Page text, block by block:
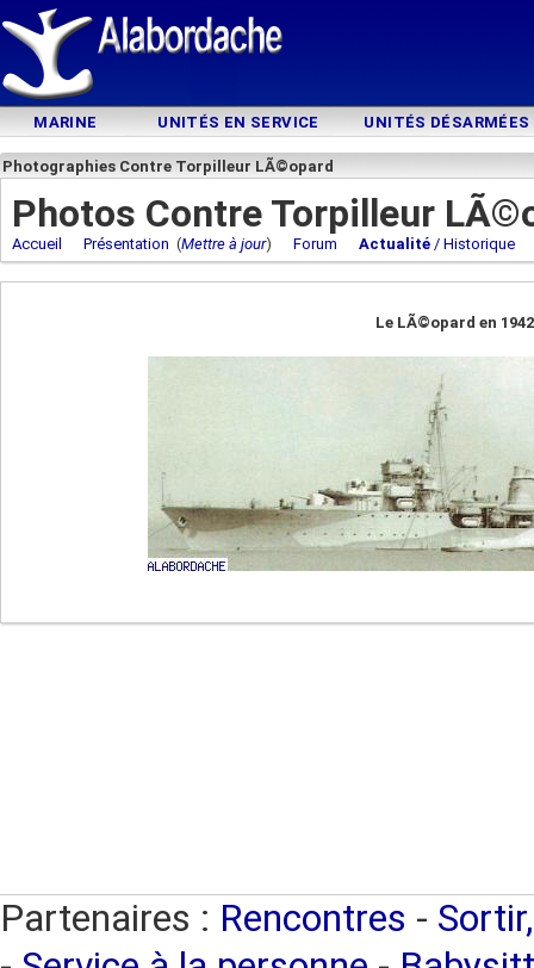
MARINE UNITÉS EN SERVICE UNITÉS DÉSARMÉES
Photographies Contre Torpilleur LÃ©opard
Photos Contre Torpilleur
Accueil Présentation (Mettre à jour) Forum Actualité / Historique
Le LÃ©opard en
Partenaires : Rencontres -